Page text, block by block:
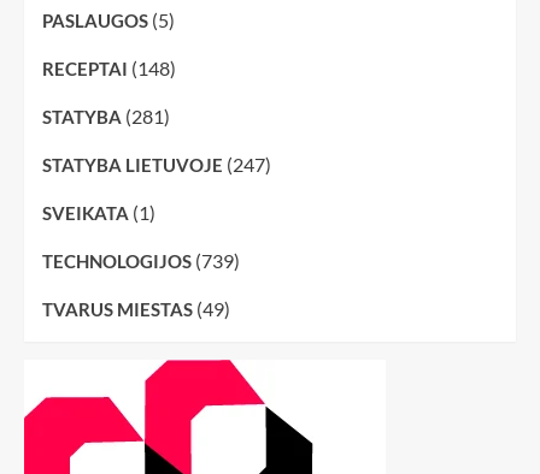
PASLAUGOS (5)
RECEPTAI (148)
STATYBA (281)
STATYBA LIETUVOJE (247)
SVEIKATA (1)
TECHNOLOGIJOS (739)
TVARUS MIESTAS (49)